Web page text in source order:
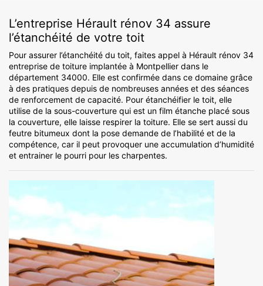
L’entreprise Hérault rénov 34 assure
l’étanchéité de votre toit
Pour assurer l’étanchéité du toit, faites appel à Hérault rénov 34
entreprise de toiture implantée à Montpellier dans le
département 34000. Elle est confirmée dans ce domaine grâce
à des pratiques depuis de nombreuses années et des séances
de renforcement de capacité. Pour étanchéifier le toit, elle
utilise de la sous-couverture qui est un film étanche placé sous
la couverture, elle laisse respirer la toiture. Elle se sert aussi du
feutre bitumeux dont la pose demande de l’habilité et de la
compétence, car il peut provoquer une accumulation d’humidité
et entrainer le pourri pour les charpentes.